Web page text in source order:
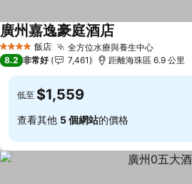
4 星級 飯店 全方位水療與養生中心查看價格
廣州嘉逸豪庭酒店
8.2 非常好 7,461 距離海珠區 6.9 公里
低至 $1,559
查看其他 5 個網站的價格